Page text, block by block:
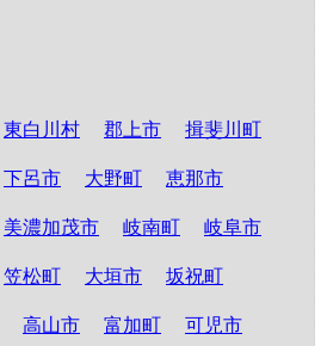
東白川村 郡上市 揖斐川町
下呂市 大野町 恵那市
美濃加茂市 岐南町 岐阜市
笠松町 大垣市 坂祝町
高山市 富加町 可児市